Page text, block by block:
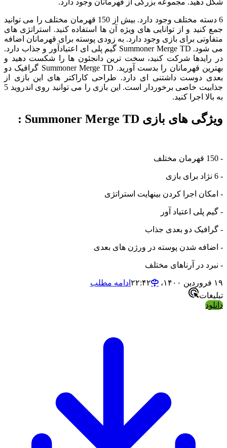
شکل دهید. مجموعه بزرگی از قهرمانان وجود دارد.
6 دسته مختلف وجود دارد. بیش از 150 قهرمان مختلف را می توانید
جمع کنید و از توانایی های ویژه آن ها استفاده کنید. استراتژی های
متفاوتی برای بازی وجود دارد. به زودی پوسته برای قهرمانان اضافه
می شود. Summoner Merge TD گیم پلی ای اعتیادآور و جذاب دارد.
در رایدها شرکت کنید، سخت ترین دانجئون ها را شکست دهید و
بهترین قهرمانان را بدست آورید. Summoner Merge TD گرافیک دو
بعدی دوست داشتنی ای دارد. طراحی کاراکتر های این بازی از
جذابیت خاصی برخوردار است. این بازی را می توانید روی اندروید 5
به بالا اجرا کنید.
ویژگی های بازی Summoner Merge TD :
- 150 قهرمان مختلف
- 6 نژاد برای بازی
- امکان اجرا کردن بینهایت استراتژی
- گیم پلی اعتیاد آور
- گرافیک دو بعدی جذاب
- اضافه شدن پوسته در ورژن های بعدی
- نبرد در آرناهای مختلف
۱۹ فروردین ۱۴۰۰،‏ ۲۲:۴۲
ادامه مطلب
تبلیغات
دانلود